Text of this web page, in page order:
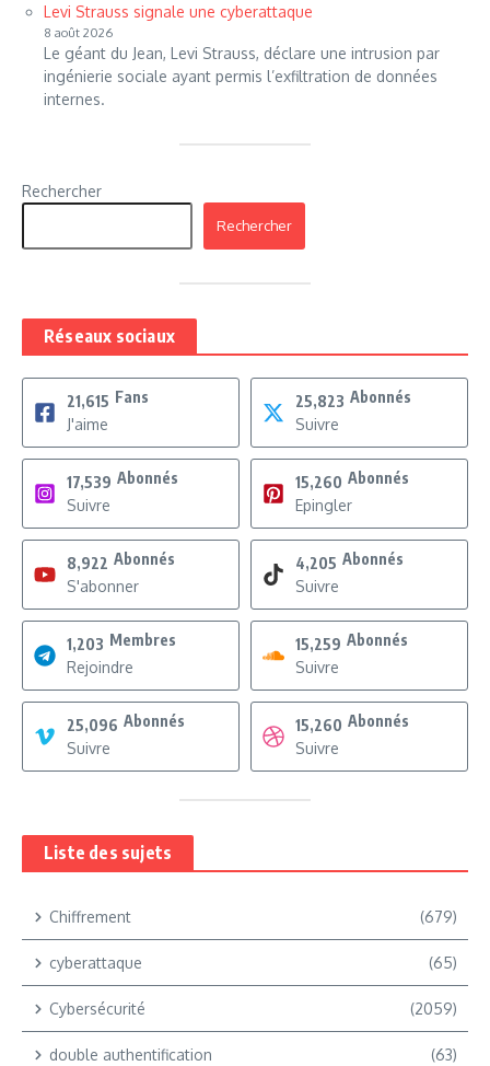
Levi Strauss signale une cyberattaque
8 août 2026
Le géant du Jean, Levi Strauss, déclare une intrusion par
ingénierie sociale ayant permis l’exfiltration de données
internes.
Rechercher
Rechercher
Réseaux sociaux
21,615 Fans
J'aime
25,823 Abonnés
Suivre
17,539 Abonnés
Suivre
15,260 Abonnés
Epingler
8,922 Abonnés
S'abonner
4,205 Abonnés
Suivre
1,203 Membres
Rejoindre
15,259 Abonnés
Suivre
25,096 Abonnés
Suivre
15,260 Abonnés
Suivre
Liste des sujets
Chiffrement (679)
cyberattaque (65)
Cybersécurité (2059)
double authentification (63)